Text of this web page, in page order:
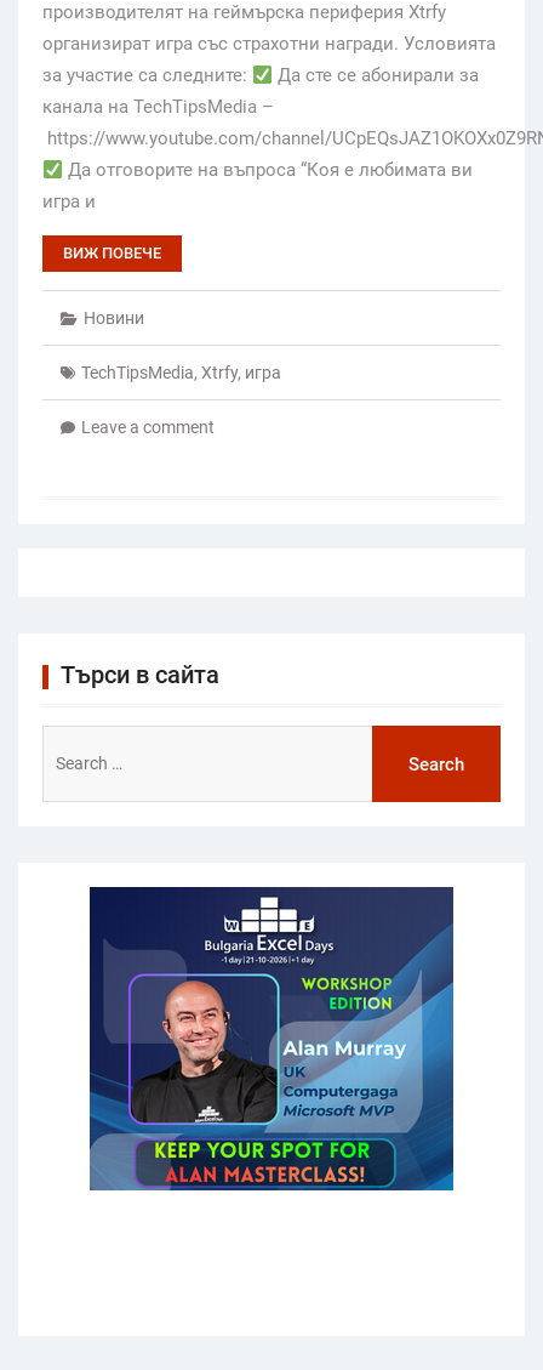
производителят на геймърска периферия Xtrfy
организират игра със страхотни награди. Условията
за участие са следните:
Да сте се абонирали за
канала на TechTipsMedia –
https://www.youtube.com/channel/
Да отговорите на въпроса “Коя е любимата ви
игра и
ВИЖ ПОВЕЧЕ
Новини
TechTipsMedia, Xtrfy, игра
Leave a comment
Търси в сайта
for: